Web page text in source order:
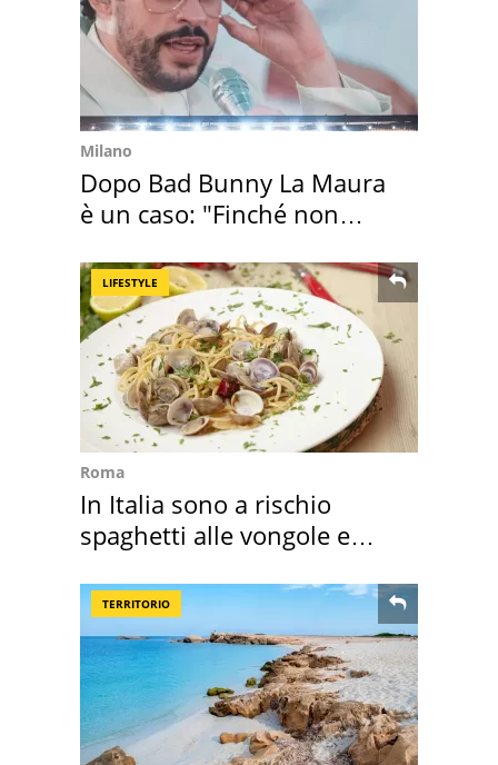
Milano
Dopo Bad Bunny La Maura
è un caso: "Finché non
LIFESTYLE
Roma
In Italia sono a rischio
spaghetti alle vongole e
TERRITORIO